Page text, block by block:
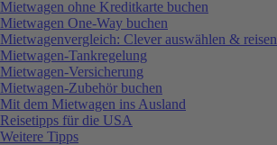
Mietwagen ohne Kreditkarte buchen
Mietwagen One-Way buchen
Mietwagenvergleich: Clever auswählen & reisen
Mietwagen-Tankregelung
Mietwagen-Versicherung
Mietwagen-Zubehör buchen
Mit dem Mietwagen ins Ausland
Reisetipps für die USA
Weitere Tipps